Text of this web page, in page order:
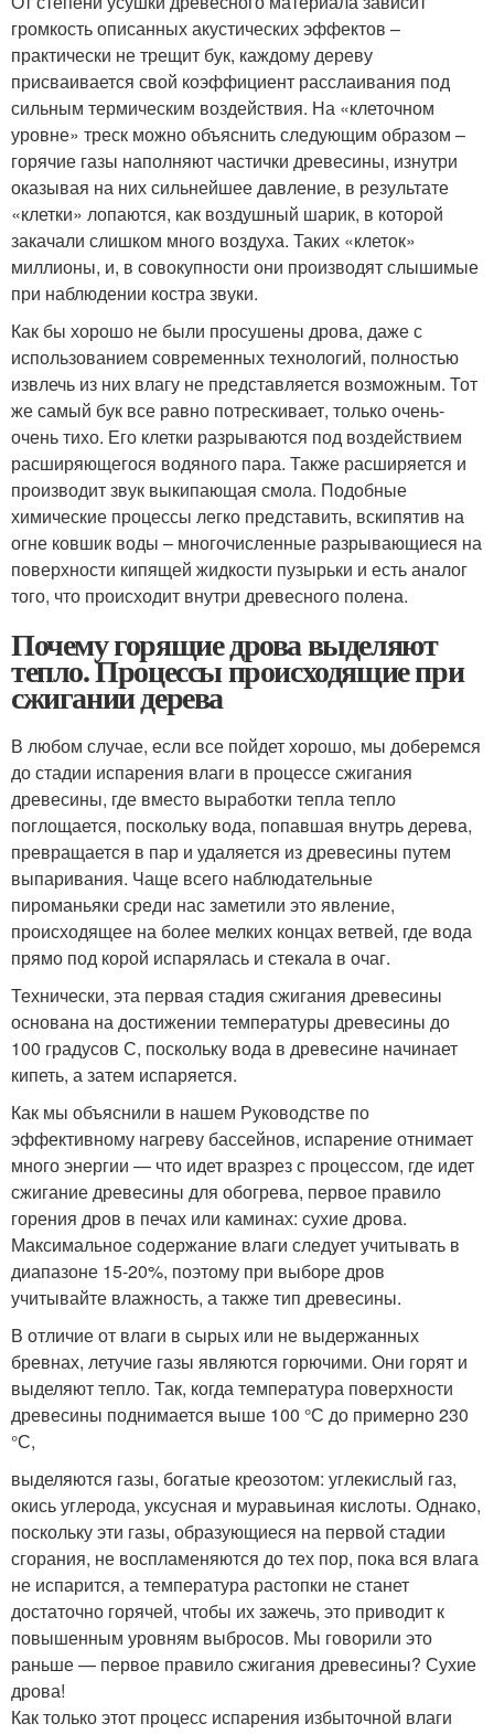
громкость описанных акустических эффектов –
практически не трещит бук, каждому дереву
присваивается свой коэффициент расслаивания под
сильным термическим воздействия. На «клеточном
уровне» треск можно объяснить следующим образом –
горячие газы наполняют частички древесины, изнутри
оказывая на них сильнейшее давление, в результате
«клетки» лопаются, как воздушный шарик, в которой
закачали слишком много воздуха. Таких «клеток»
миллионы, и, в совокупности они производят слышимые
при наблюдении костра звуки.
Как бы хорошо не были просушены дрова, даже с
использованием современных технологий, полностью
извлечь из них влагу не представляется возможным. Тот
же самый бук все равно потрескивает, только очень-
очень тихо. Его клетки разрываются под воздействием
расширяющегося водяного пара. Также расширяется и
производит звук выкипающая смола. Подобные
химические процессы легко представить, вскипятив на
огне ковшик воды – многочисленные разрывающиеся на
поверхности кипящей жидкости пузырьки и есть аналог
того, что происходит внутри древесного полена.
Почему горящие дрова выделяют
тепло. Процессы происходящие при
сжигании дерева
В любом случае, если все пойдет хорошо, мы доберемся
до стадии испарения влаги в процессе сжигания
древесины, где вместо выработки тепла тепло
поглощается, поскольку вода, попавшая внутрь дерева,
превращается в пар и удаляется из древесины путем
выпаривания. Чаще всего наблюдательные
пироманьяки среди нас заметили это явление,
происходящее на более мелких концах ветвей, где вода
прямо под корой испарялась и стекала в очаг.
Технически, эта первая стадия сжигания древесины
основана на достижении температуры древесины до
100 градусов С, поскольку вода в древесине начинает
кипеть, а затем испаряется.
Как мы объяснили в нашем Руководстве по
эффективному нагреву бассейнов, испарение отнимает
много энергии — что идет вразрез с процессом, где идет
сжигание древесины для обогрева, первое правило
горения дров в печах или каминах: сухие дрова.
Максимальное содержание влаги следует учитывать в
диапазоне 15-20%, поэтому при выборе дров
учитывайте влажность, а также тип древесины.
В отличие от влаги в сырых или не выдержанных
бревнах, летучие газы являются горючими. Они горят и
выделяют тепло. Так, когда температура поверхности
древесины поднимается выше 100 °С до примерно 230
°С,
выделяются газы, богатые креозотом: углекислый газ,
окись углерода, уксусная и муравьиная кислоты. Однако,
поскольку эти газы, образующиеся на первой стадии
сгорания, не воспламеняются до тех пор, пока вся влага
не испарится, а температура растопки не станет
достаточно горячей, чтобы их зажечь, это приводит к
повышенным уровням выбросов. Мы говорили это
раньше — первое правило сжигания древесины? Сухие
дрова!
Как только этот процесс испарения избыточной влаги